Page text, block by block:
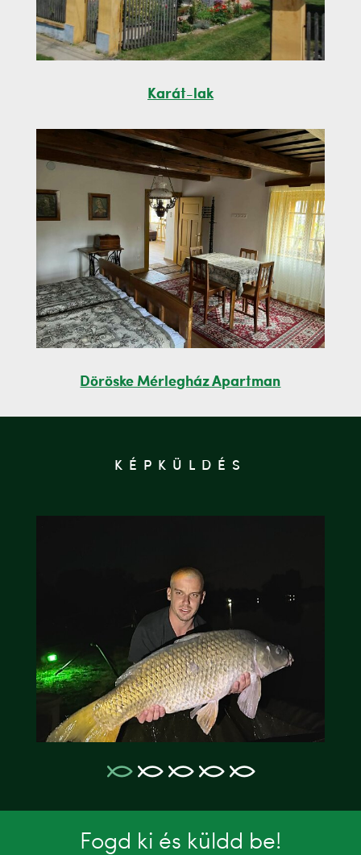
Karát-lak
Döröske Mérlegház Apartman
KÉPKÜLDÉS
Fogd ki és küldd be!